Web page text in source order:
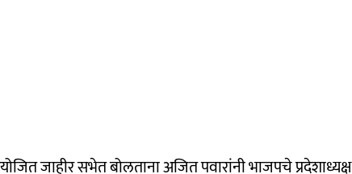
जाहीर सभेत बोलताना अजित पवारांनी भाजपचे प्रदेशाध्यक्ष